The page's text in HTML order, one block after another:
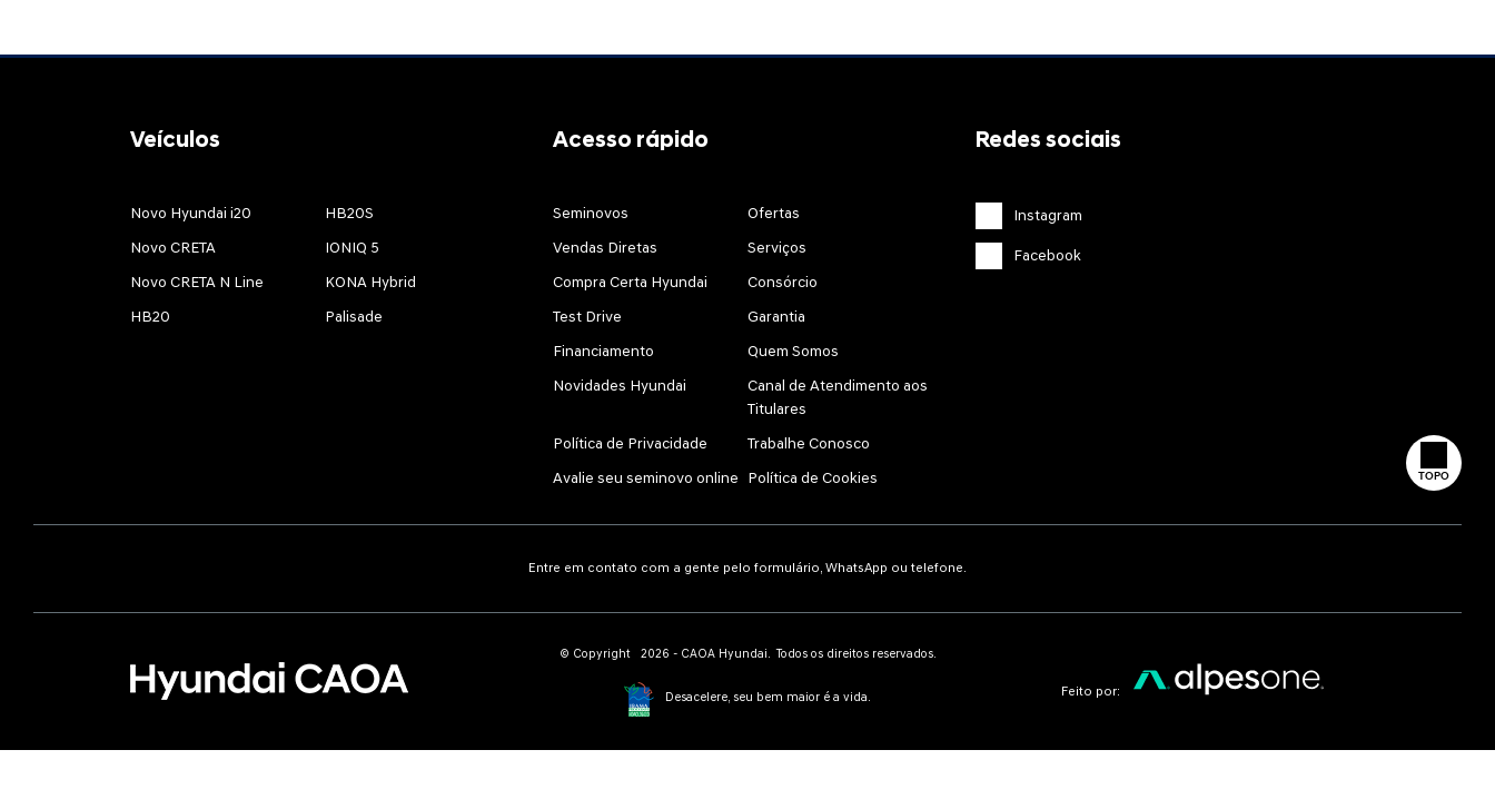
TOPO
Veículos
Novo Hyundai i20
Novo CRETA
Novo CRETA N Line
HB20
HB20S
IONIQ 5
KONA Hybrid
Palisade
Acesso rápido
Seminovos Ofertas
Vendas Diretas Serviços
Compra Certa Hyundai Consórcio
Test Drive Garantia
Financiamento Quem Somos
Novidades Hyundai
Canal de Atendimento aos
Titulares
Política de Privacidade Trabalhe Conosco
Avalie seu seminovo online Política de Cookies
Redes sociais
Instagram
Facebook
Entre em contato com a gente pelo formulário, WhatsApp ou telefone.
© Copyright 2026 - CAOA Hyundai. Todos os direitos reservados.
Desacelere, seu bem maior é a vida. Feito por: